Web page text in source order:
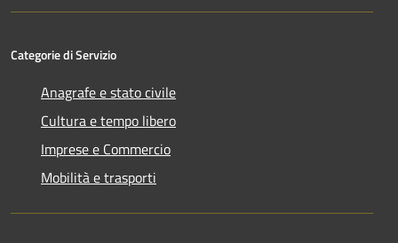
Categorie di Servizio
Anagrafe e stato civile
Cultura e tempo libero
Imprese e Commercio
Mobilità e trasporti